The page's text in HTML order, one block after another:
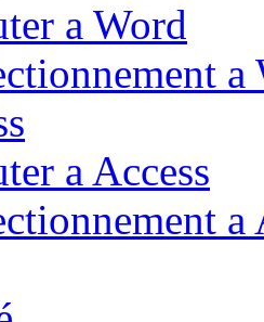
a Word
a
a Access
a